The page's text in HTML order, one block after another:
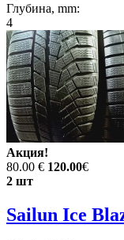
Глубина, mm:
4
Акция!
80.00 € 120.00€
2 шт
Sailun Ice